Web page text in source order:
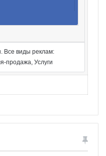
Все виды реклам:
продажа, Услуги